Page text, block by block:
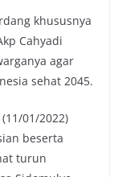
khususnya
Cahyadi
agar
sehat 2045.
01/2022)
beserta
turun